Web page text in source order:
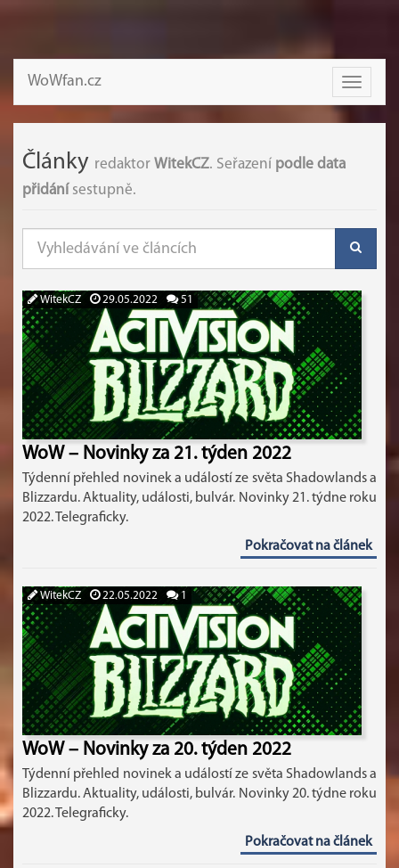
Toggle
WoWfan.cz
Články redaktor WitekCZ. Seřazení podle data
přidání sestupně.
WitekCZ 29.05.2022 51
WoW – Novinky za 21. týden 2022
Týdenní přehled novinek a událostí ze světa Shadowlands a
Blizzardu. Aktuality, události, bulvár. Novinky 21. týdne roku
2022. Telegraficky.
Pokračovat na článek
WitekCZ 22.05.2022 1
WoW – Novinky za 20. týden 2022
Týdenní přehled novinek a událostí ze světa Shadowlands a
Blizzardu. Aktuality, události, bulvár. Novinky 20. týdne roku
2022. Telegraficky.
Pokračovat na článek